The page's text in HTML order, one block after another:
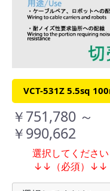
VCT-531Z 5.5sq
￥751,780 ～
￥990,662
選択してください
↓↓（必須）↓↓